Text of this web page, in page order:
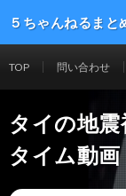
５ちゃんねるまと
TOP 問い合わせ
タイの地
タイム動